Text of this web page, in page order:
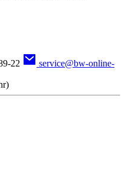
22
service@bw-online-